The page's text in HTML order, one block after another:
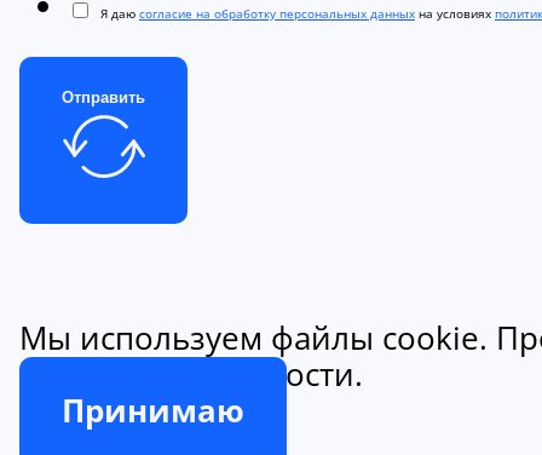
Я даю согласие на обработку персональных данных на условиях
Отправить
Мы используем файлы cookie.
конфиденциальности.
Принимаю